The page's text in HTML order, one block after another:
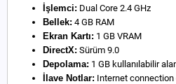
İşlemci: Dual Core 2.4 GHz
Bellek: 4 GB RAM
Ekran Kartı: 1 GB VRAM
DirectX: Sürüm 9.0
Depolama: 1 GB kullanılabilir
İlave Notlar: Internet